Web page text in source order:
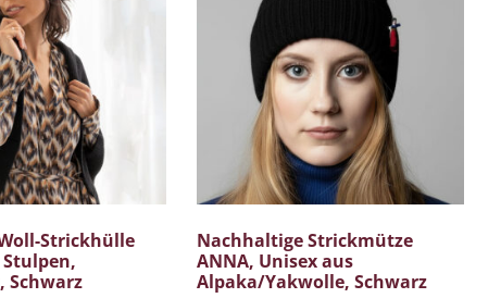
Strickhülle
Stulpen,
Schwarz
Nachhaltige Strickmütze
ANNA, Unisex aus
Alpaka/Yakwolle, Schwarz